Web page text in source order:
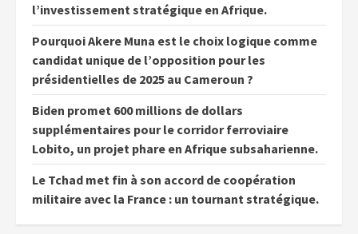
l’investissement stratégique en Afrique.
Pourquoi Akere Muna est le choix logique comme
candidat unique de l’opposition pour les
présidentielles de 2025 au Cameroun ?
Biden promet 600 millions de dollars
supplémentaires pour le corridor ferroviaire
Lobito, un projet phare en Afrique subsaharienne.
Le Tchad met fin à son accord de coopération
militaire avec la France : un tournant stratégique.